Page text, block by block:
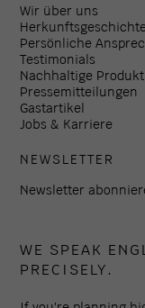
Wir über uns
Persönliche
Testimonials
Nachhaltige
Pressemitteilungen
Gastartikel
Jobs & Karriere
NEWSLETTER
Newsletter
WE SPEAK
PRECISELY.